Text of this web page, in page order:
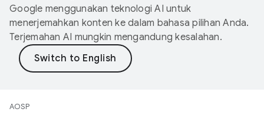
Google menggunakan teknologi AI untuk
menerjemahkan konten ke dalam bahasa pilihan Anda.
Terjemahan AI mungkin mengandung kesalahan.
AOSP